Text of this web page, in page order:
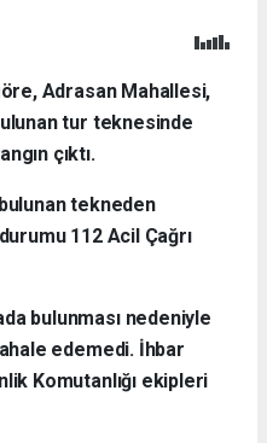
Adrasan Mahallesi,
tur teknesinde
çıktı.
tekneden
112 Acil Çağrı
bulunması nedeniyle
edemedi. İhbar
Komutanlığı ekipleri